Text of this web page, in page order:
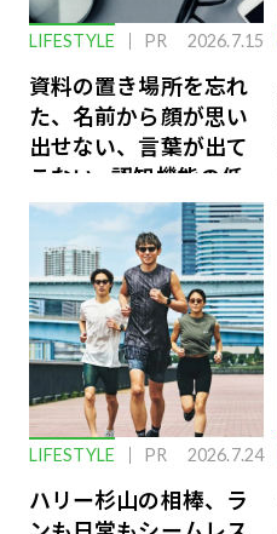
LIFESTYLE PR 2026.7.15
資料の置き場所を忘れ
た、名前から顔が思い
出せない、言葉が出て
こない…認知機能の低
下を救う、脳のインナ
ーケアとは
LIFESTYLE PR 2026.7.24
ハリー杉山の相棒、ラ